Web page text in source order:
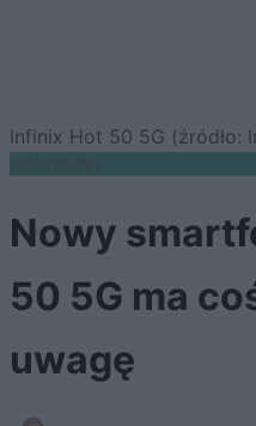
Infinix Hot 50 5G (źródło:
Nowy
50 5G ma
uwagę